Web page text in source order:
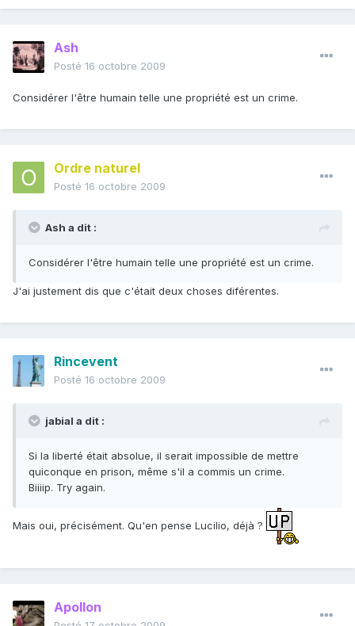
Ash
Posté 16 octobre 2009
Considérer l'être humain telle une propriété est un crime.
Ordre naturel
Posté 16 octobre 2009
Ash a dit :
Considérer l'être humain telle une propriété est un crime.
J'ai justement dis que c'était deux choses diférentes.
Rincevent
Posté 16 octobre 2009
jabial a dit :
Si la liberté était absolue, il serait impossible de mettre
quiconque en prison, même s'il a commis un crime.
Biiiip. Try again.
Mais oui, précisément. Qu'en pense Lucilio, déjà ?
Apollon